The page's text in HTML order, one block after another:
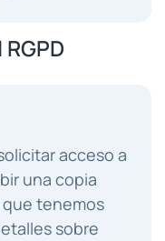
acceso a
una copia
tenemos
sobre